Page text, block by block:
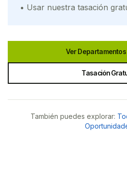
• Usar nuestra tasación
Ver
Tasación
También puedes explorar: